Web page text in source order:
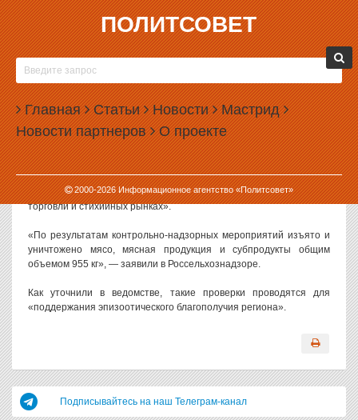
ПОЛИТСОВЕТ
Главная Статьи Новости Мастрид
Новости партнеров О проекте
2000-2026Информационное агентство «Политсовет»
01.09.2023, 15:01
В ЕКАТЕРИНБУРГЕ УНИЧТОЖИЛИ ПОЧТИ
ТОННУ МЯСА
В Екатеринбурге за месяц уничтожили почти тонну мяса и
мясной продукции, изъятых на нелегальных рынках.
Как сообщили в региональном управлении Россельхознадзора,
сотрудники ведомства вместе с силовиками в течение августа
2023 года провели три рейда «в местах несанкционированной
торговли и стихийных рынках».
«По результатам контрольно-надзорных мероприятий изъято и
уничтожено мясо, мясная продукция и субпродукты общим
объемом 955 кг», — заявили в Россельхознадзоре.
Как уточнили в ведомстве, такие проверки проводятся для
«поддержания эпизоотического благополучия региона».
Подписывайтесь на наш Телеграм-канал